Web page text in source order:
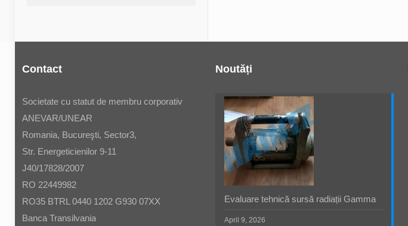
Contact
Societate cu statut de membru corporativ
ANEVAR/UNEAR
Romania, Bucureşti, Sector3,
Str. Energeticienilor 9-11
J40/17828/2007
RO 22449982
RO35 BTRL 0440 1202 G930 07XX
Banca Transilvania
Noutăți
Evaluare tehnică sursă radiații Gamma
April 9, 2026